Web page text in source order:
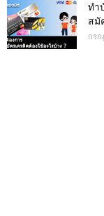
ทํา
สมั
กรก